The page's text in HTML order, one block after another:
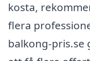
kosta,
flera
balkong-pris.se